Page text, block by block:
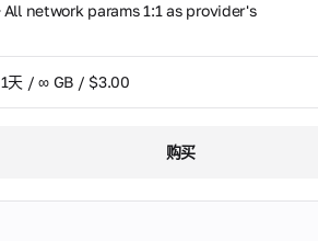
All network params 1:1 as provider's
1天 / ∞ GB / $3.00
购买